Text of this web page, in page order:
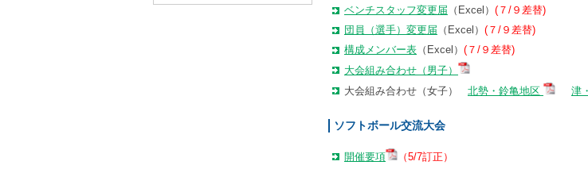
ベンチスタッフ変更届 （Excel） (７/９差替)
団員（選手）変更届 （Excel） (７/９差替)
構成メンバー表 （Excel） (７/９差替)
大会組み合わせ（男子）
大会組み合わせ（女子） 北勢・鈴亀地区 津
ソフトボール交流大会
開催要項
（5/7訂正）